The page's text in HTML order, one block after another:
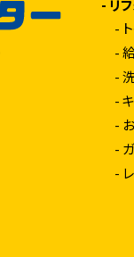
- リ
-
-
-
-
-
-
-